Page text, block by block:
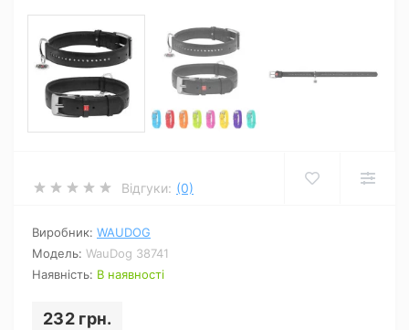
Відгуки: (0)
Виробник: WAUDOG
Модель: WauDog 38741
Наявність: В наявності
232 грн.